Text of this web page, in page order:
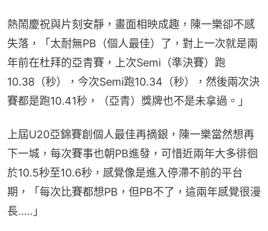
熱鬧慶祝與片刻安靜，畫面相映成趣，陳一樂卻不感
失落，「太耐無PB（個人最佳）了，對上一次就是兩
年前在杜拜的亞青賽，上次Semi（準決賽）跑
10.38（秒），今次Semi跑10.34（秒），然後兩次決
賽都是跑10.41秒，（亞青）獎牌也不是未拿過。」
上屆U20亞錦賽創個人最佳再摘銀，陳一樂當然想再
下一城，每次賽事也朝PB進發，可惜近兩年大多徘徊
於10.5秒至10.6秒，感覺像是進入停滯不前的平台
期，「每次比賽都想PB，但PB不了，這兩年感覺很漫
長.....」